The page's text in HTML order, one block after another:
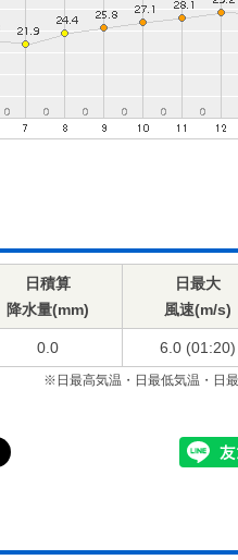
日積算
降水量(mm)
日最大
風速(m/s)
0.0 6.0 (01:20)
※日最高気温・日最低気温・日